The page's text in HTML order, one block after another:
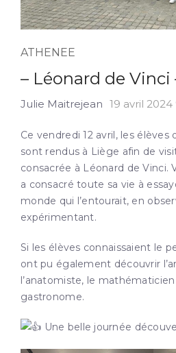
ATHENEE
– Léonard de Vinci
Julie Maitrejean 19 avril
Ce vendredi 12 avril, les élèves
sont rendus à Liège afin de
consacrée à Léonard de Vinci.
a consacré toute sa vie à
monde qui l’entourait, en
expérimentant.
Si les élèves connaissaient le
ont pu également découvrir
l’anatomiste, le
gastronome.
Une belle journée